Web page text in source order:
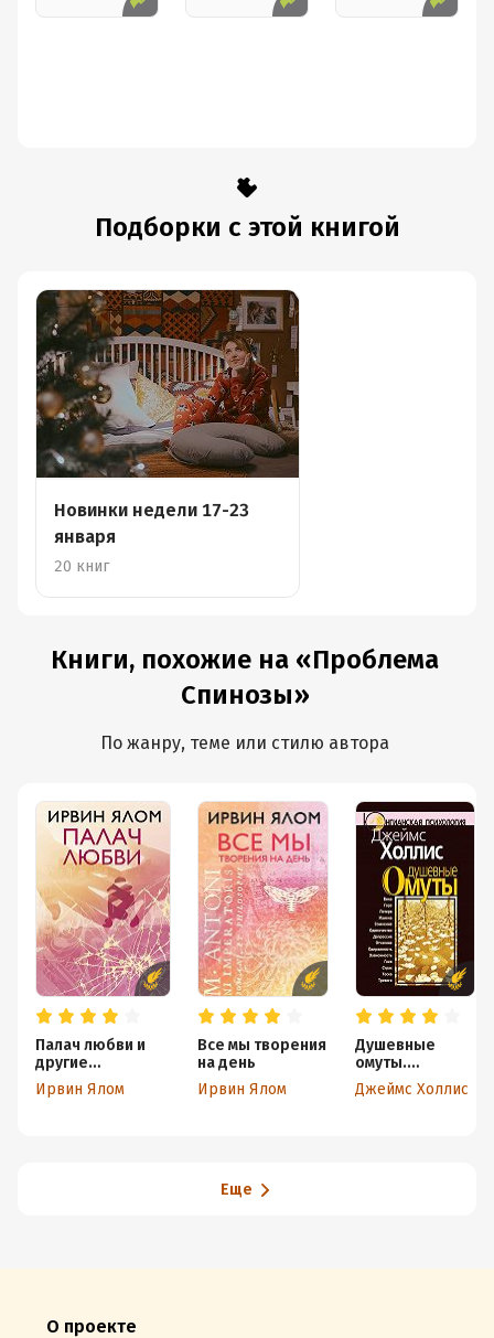
Подборки с этой книгой
Новинки недели 17-23
января
20 книг
Книги, похожие на «Проблема
Спинозы»
По жанру, теме или стилю автора
Палач любви и
другие
психотерапевтич
еские истории
Ирвин Ялом
Все мы творения
на день
Ирвин Ялом
Душевные
омуты.
Возвращение к
жизни после
Джеймс Холлис
Еще
О проекте